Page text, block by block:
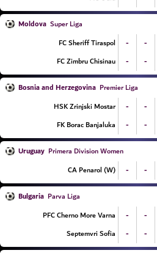
Moldova Super Liga
FC Sheriff Tiraspol
- -
FC Zimbru Chisinau
- -
Bosnia and Herzegovina Premier Liga
HSK Zrinjski Mostar
- -
FK Borac Banjaluka
- -
Uruguay Primera Division Women
CA Penarol (W)
- -
Bulgaria Parva Liga
PFC Cherno More Varna
- -
Septemvri Sofia
- -